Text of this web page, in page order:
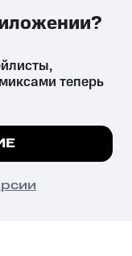
вред здоровью,
все
теперь